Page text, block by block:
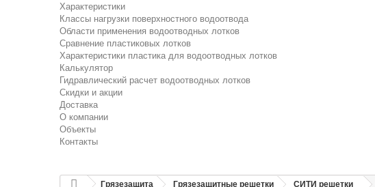
Характеристики
Классы нагрузки поверхностного водоотвода
Области применения водоотводных лотков
Сравнение пластиковых лотков
Характеристики пластика для водоотводных лотков
Калькулятор
Гидравлический расчет водоотводных лотков
Скидки и акции
Доставка
О компании
Объекты
Контакты
Грязезащита Грязезащитные решетки СИТИ решетки